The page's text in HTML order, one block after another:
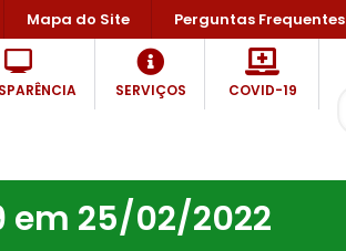
Mapa do Site Perguntas Frequentes
SERVIÇOS COVID-19
em 25/02/2022